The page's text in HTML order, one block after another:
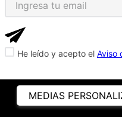
He leído y acepto el Aviso
MEDIAS